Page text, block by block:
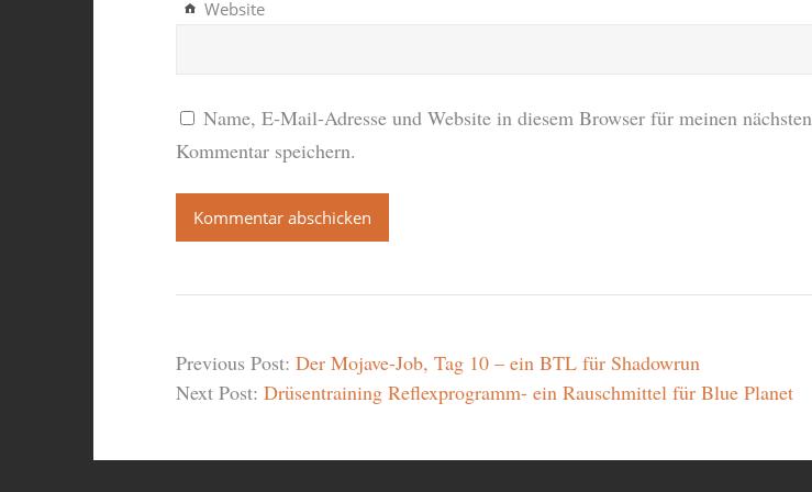
Website
Name, E-Mail-Adresse und Website in diesem Browser für meinen nächsten
Kommentar speichern.
Previous Post: Der Mojave-Job, Tag 10 – ein BTL für Shadowrun
Next Post: Drüsentraining Reflexprogramm- ein Rauschmittel für Blue Planet